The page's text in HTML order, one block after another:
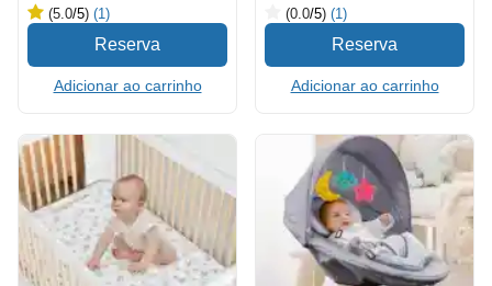
(5.0/5) (1)
Adicionar ao carrinho
(0.0/5) (1)
Adicionar ao carrinho